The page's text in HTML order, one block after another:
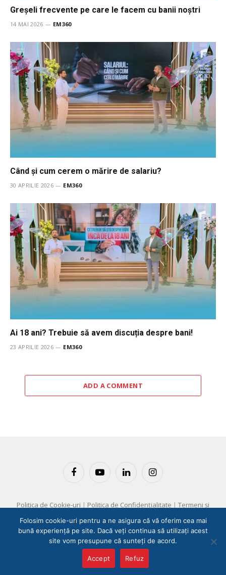
Greșeli frecvente pe care le facem cu banii noștri
14 MAI 2026 EM360
Când și cum cerem o mărire de salariu?
30 APRILIE 2026 EM360
Ai 18 ani? Trebuie să avem discuția despre bani!
23 APRILIE 2026 EM360
ADD A COMMENT
FacebookYouTubeLinkedInInstagram
Politica de Cookie-uri | Politica de Confidențialitate | Termeni și
Copyright © 2025 EM360 Group
Folosim cookie-uri pentru a ne asigura că vă oferim cea mai
bună experiență pe site. Dacă veți continua să utilizați acest
site vom presupune că sunteți de acord.
Accept Refuz